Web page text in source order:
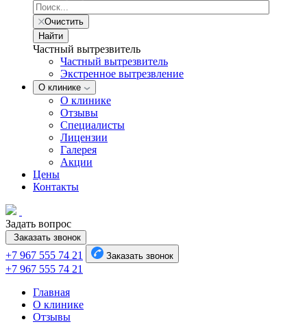
Очистить
Найти
Частный вытрезвитель
Частный вытрезвитель
Экстренное вытрезвление
О клинике
О клинике
Отзывы
Специалисты
Лицензии
Галерея
Акции
Цены
Контакты
Задать вопрос
Заказать звонок
+7 967 555 74 21 Заказать звонок
+7 967 555 74 21
Главная
О клинике
Отзывы